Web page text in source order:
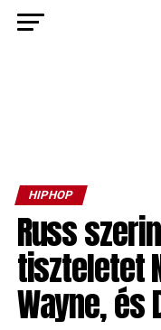
HIPHOP
Russ
tiszteletet
Wayne, és